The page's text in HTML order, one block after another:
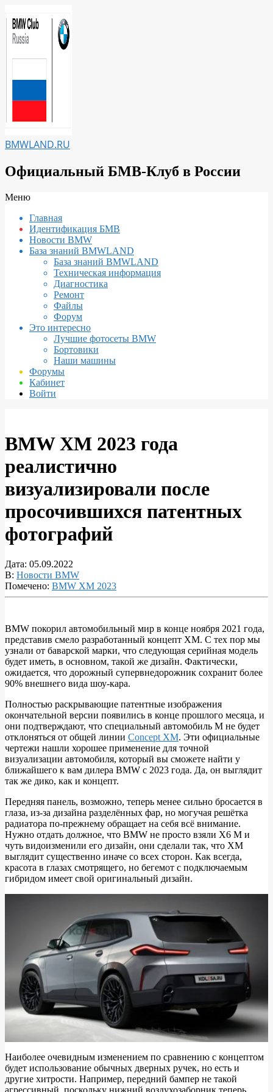
к
содержимому
BMWLAND.RU
Официальный БМВ-Клуб в России
Вторичное
навигации
Меню
Главная
Идентификация БМВ
Новости BMW
База знаний BMWLAND
База знаний BMWLAND
Техническая информация
Диагностика
Ремонт
Файлы
Форум
Это интересно
Лучшие фотосеты BMW
Бортовики
Наши машины
Форумы
Кабинет
Войти
BMW XM 2023 года
реалистично
визуализировали после
просочившихся патентных
фотографий
Дата: 05.09.2022
В: Новости BMW
Помечено: BMW XM 2023
BMW
XM
2023
года
реалистично
визуализировали
после
просочившихся
патентных
фотографий
BMW покорил автомобильный мир в конце ноября 2021 года,
представив смело разработанный концепт XM. С тех пор мы
узнали от баварской марки, что следующая серийная модель
будет иметь, в основном, такой же дизайн. Фактически,
ожидается, что дорожный супервнедорожник сохранит более
90% внешнего вида шоу-кара.
Полностью раскрывающие патентные изображения
окончательной версии появились в конце прошлого месяца, и
они подтверждают, что специальный автомобиль M не будет
отклоняться от общей линии Concept XM. Эти официальные
чертежи нашли хорошее применение для точной
визуализации автомобиля, который вы сможете найти у
ближайшего к вам дилера BMW с 2023 года. Да, он выглядит
так же дико, как и концепт.
Передняя панель, возможно, теперь менее сильно бросается в
глаза, из-за дизайна разделённых фар, но могучая решётка
радиатора по-прежнему обращает на себя всё внимание.
Нужно отдать должное, что BMW не просто взяли X6 M и
чуть видоизменили его дизайн, они сделали так, что XM
выглядит существенно иначе со всех сторон. Как всегда,
красота в глазах смотрящего, но бегемот с подключаемым
гибридом имеет свой оригинальный дизайн.
Наиболее очевидным изменением по сравнению с концептом
будет использование обычных дверных ручек, но есть и
другие хитрости. Например, передний бампер не такой
агрессивный, поскольку нижний воздухозаборник теперь